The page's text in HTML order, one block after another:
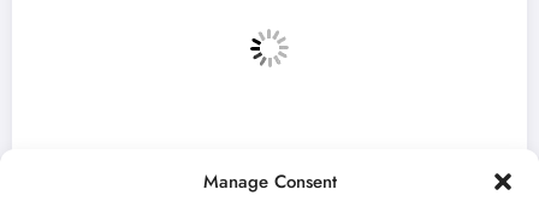
Manage Consent